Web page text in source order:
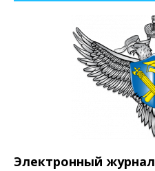
Электронный журнал